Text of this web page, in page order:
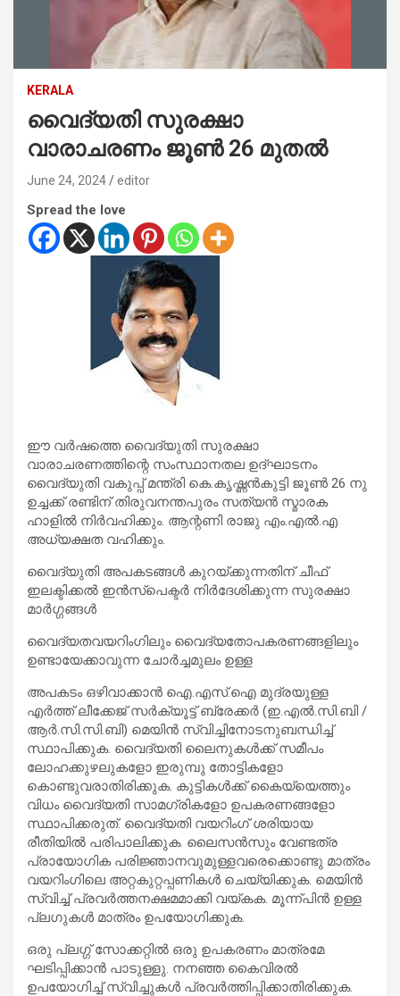
KERALA
വൈദ്യതി സുരക്ഷാ
വാരാചരണം ജൂൺ 26 മുതൽ
June 24, 2024 editor
Spread the love
ഈ വർഷത്തെ വൈദ്യുതി സുരക്ഷാ
വാരാചരണത്തിന്റെ സംസ്ഥാനതല ഉദ്ഘാടനം
വൈദ്യുതി വകുപ്പ് മന്ത്രി കെ.കൃഷ്ണൻകുട്ടി ജൂൺ 26 നു
ഉച്ചക്ക് രണ്ടിന് തിരുവനന്തപുരം സത്യൻ സ്മാരക
ഹാളിൽ നിർവഹിക്കും. ആന്റണി രാജു എം.എൽ.എ
അധ്യക്ഷത വഹിക്കും.
വൈദ്യുതി അപകടങ്ങൾ കുറയ്ക്കുന്നതിന് ചീഫ്
ഇലക്ടിക്കൽ ഇൻസ്‌പെക്ടർ നിർദേശിക്കുന്ന സുരക്ഷാ
മാർഗ്ഗങ്ങൾ
വൈദ്യതവയറിംഗിലും വൈദ്യതോപകരണങ്ങളിലും
ഉണ്ടായേക്കാവുന്ന ചോർച്ചമുലം ഉള്ള
അപകടം ഒഴിവാക്കാൻ ഐ.എസ്.ഐ മുദ്രയുള്ള
എർത്ത് ലീക്കേജ് സർക്യൂട്ട് ബ്രേക്കർ (ഇ.എൽ.സി.ബി /
ആർ.സി.സി.ബി) മെയിൻ സ്വിച്ചിനോടനുബന്ധിച്ച്
സ്ഥാപിക്കുക. വൈദ്യതി ലൈനുകൾക്ക് സമീപം
ലോഹക്കുഴലുകളോ ഇരുമ്പു തോട്ടികളോ
കൊണ്ടുവരാതിരിക്കുക. കുട്ടികൾക്ക് കൈയ്യെത്തും
വിധം വൈദ്യതി സാമഗ്രികളോ ഉപകരണങ്ങളോ
സ്ഥാപിക്കരുത്. വൈദ്യതി വയറിംഗ് ശരിയായ
രീതിയിൽ പരിപാലിക്കുക. ലൈസൻസും വേണ്ടത്ര
പ്രായോഗിക പരിജ്ഞാനവുമുള്ളവരെക്കൊണ്ടു മാത്രം
വയറിംഗിലെ അറ്റകുറ്റപ്പണികൾ ചെയ്യിക്കുക. മെയിൻ
സ്വിച്ച് പ്രവർത്തനക്ഷമമാക്കി വയ്കക. മൂന്ന്പിൻ ഉള്ള
പ്ലഗുകൾ മാത്രം ഉപയോഗിക്കുക.
ഒരു പ്ലഗ്ഗ്‌ സോക്കറ്റിൽ ഒരു ഉപകരണം മാത്രമേ
ഘടിപ്പിക്കാൻ പാടുള്ളു. നനഞ്ഞ കൈവിരൽ
ഉപയോഗിച്ച് സ്വിച്ചുകൾ പ്രവർത്തിപ്പിക്കാതിരിക്കുക.